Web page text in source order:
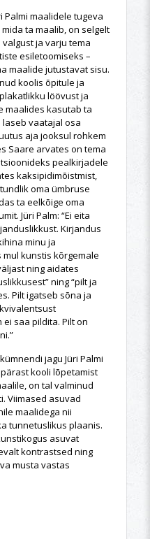
Palmi maalidele tugeva
ta maalib, on selgelt
ja varju tema
esiletoomiseks –
maalide jutustavat sisu.
koolis õpitule ja
löövust ja
maalides kasutab ta
vaatajal osa
aja jooksul rohkem
Saare arvates on tema
pealkirjadele
kaksipidimõistmist,
oma ümbruse
ta eelkõige oma
Jüri Palm: “Ei eita
Kirjandus
minu ja
kunstis kõrgemale
ning aidates
ning “pilt ja
Pilt igatseb sõna ja
saa pildita. Pilt on
jagu Jüri Palmi
kooli lõpetamist
on tal valminud
Viimased asuvad
maalidega nii
tunnetuslikus plaanis.
asuvat
kontrastsed ning
musta vastas